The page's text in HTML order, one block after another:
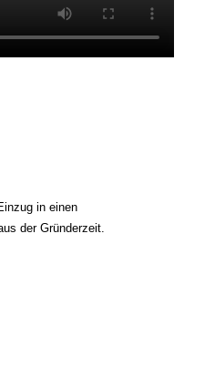
in einen
der Gründerzeit.